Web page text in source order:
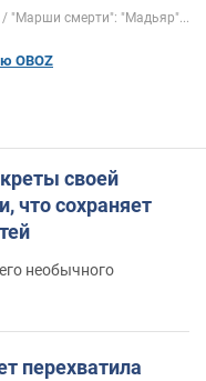
"Марши смерти": "Мадьяр"...
OBOZ
своей
что сохраняет
необычного
перехватила